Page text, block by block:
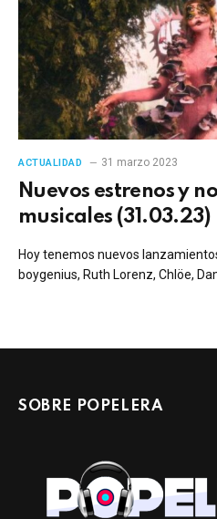
ACTUALIDAD 31 marzo 2023
Nuevos estrenos y
musicales (31.03.23)
Hoy tenemos nuevos
boygenius, Ruth Lorenz, Chlöe,
SOBRE POPELERA